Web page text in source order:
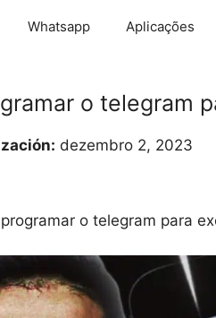
Whatsapp Aplicações
o telegram
dezembro 2, 2023
o telegram para